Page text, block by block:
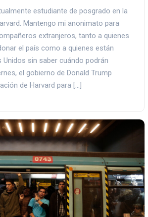
estudiante de posgrado en la
Mantengo mi anonimato para
extranjeros, tanto a quienes
el país como a quienes están
Unidos sin saber cuándo podrán
el gobierno de Donald Trump
de Harvard para […]